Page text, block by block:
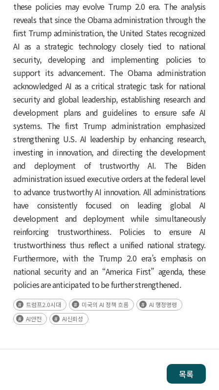
these policies may evolve Trump 2.0 era. The analysis
reveals that since the Obama administration through the
first Trump administration, the United States recognized
AI as a strategic technology closely tied to national
security, developing and implementing policies to
support its advancement. The Obama administration
acknowledged AI as a critical strategic task for national
security and global leadership, establishing research and
development plans and guidelines to ensure safe AI
systems. The first Trump administration emphasized
strengthening U.S. AI leadership by enhancing research,
investing in innovation, and directing the development
and deployment of trustworthy AI. The Biden
administration issued executive orders at the federal level
to advance trustworthy AI innovation. All administrations
have consistently focused on leading global AI
development and deployment while simultaneously
reinforcing trustworthiness. Policies to ensure AI
trustworthiness thus reflect a unified national strategy.
Furthermore, with the Trump 2.0 era’s emphasis on
national security and an “America First” agenda, these
policies are anticipated to be further strengthened.
트럼프2.0시대 미국의 AI 정책 흐름
AI 행정명령
AI안전
AI신뢰성
목록